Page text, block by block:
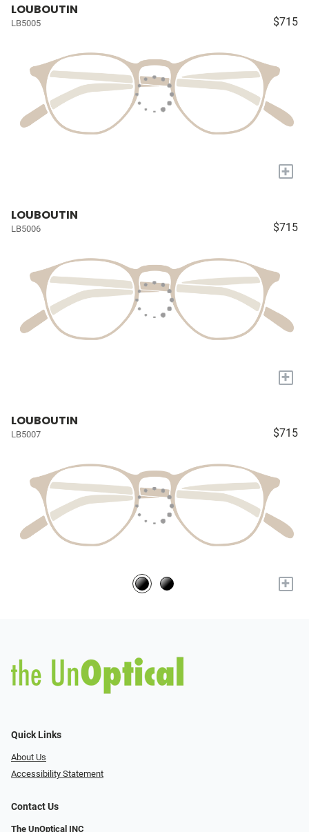
LOUBOUTIN
LB5005 $715
+
LOUBOUTIN
LB5006 $715
+
LOUBOUTIN
LB5007 $715
+
Quick Links
About Us
Accessibility Statement
Contact Us
The UnOptical INC